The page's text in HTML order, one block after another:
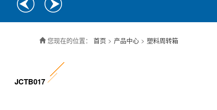
您现在的位置： 首页 > 产品中心 > 塑料周转箱
JCTB017